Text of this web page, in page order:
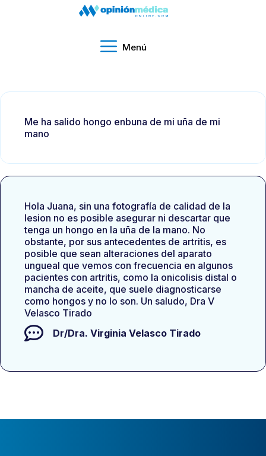
Menú
Me ha salido hongo enbuna de mi uña de mi
mano
Hola Juana, sin una fotografía de calidad de la
lesion no es posible asegurar ni descartar que
tenga un hongo en la uña de la mano. No
obstante, por sus antecedentes de artritis, es
posible que sean alteraciones del aparato
ungueal que vemos con frecuencia en algunos
pacientes con artritis, como la onicolisis distal o
mancha de aceite, que suele diagnosticarse
como hongos y no lo son. Un saludo, Dra V
Velasco Tirado
Dr/Dra. Virginia Velasco Tirado